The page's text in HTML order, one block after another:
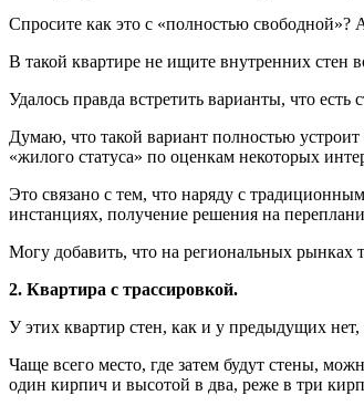
Спросите как это с «полностью свободной»?
В такой квартире не ищите внутренних стен
Удалось правда встретить варианты, что
Думаю, что такой вариант полностью устроит
«жилого статуса» по оценкам некоторых
Это связано с тем, что наряду с
инстанциях, получение решения на
Могу добавить, что на региональных рынках
2. Квартира с трассировкой.
У этих квартир стен, как и у предыдущих
Чаще всего место, где затем будут стены,
один кирпич и высотой в два, реже в три